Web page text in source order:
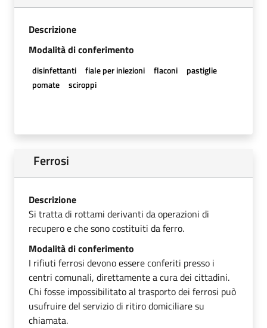
Descrizione
Modalità di conferimento
disinfettanti fiale per iniezioni flaconi
pastiglie
pomate
sciroppi
Ferrosi
Descrizione
Si tratta di rottami derivanti da operazioni di
recupero e che sono costituiti da ferro.
Modalità di conferimento
I rifiuti ferrosi devono essere conferiti presso i
centri comunali, direttamente a cura dei cittadini.
Chi fosse impossibilitato al trasporto dei ferrosi può
usufruire del servizio di ritiro domiciliare su
chiamata.